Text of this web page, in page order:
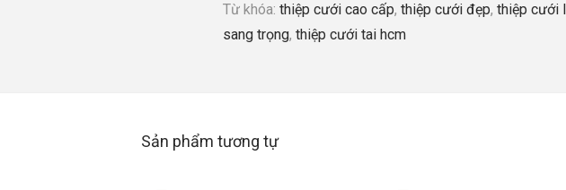
Từ khóa: thiệp cưới cao cấp, thiệp cưới đẹp, thiệp cưới
sang trọng, thiệp cưới tai hcm
Sản phẩm tương tự